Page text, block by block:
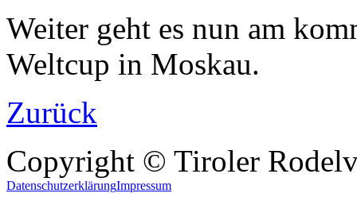
Weiter geht es nun am
Weltcup in Moskau.
Zurück
Copyright © Tiroler
DatenschutzerklärungImpressum